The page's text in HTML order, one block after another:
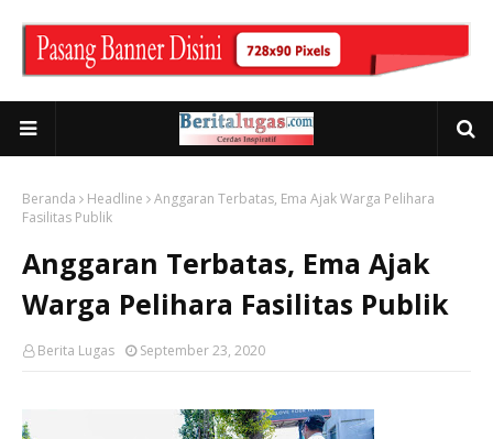
Beranda Headline
Anggaran Terbatas, Ema Ajak Warga Pelihara
Fasilitas Publik
Anggaran Terbatas, Ema Ajak
Warga Pelihara Fasilitas Publik
Berita Lugas September 23, 2020